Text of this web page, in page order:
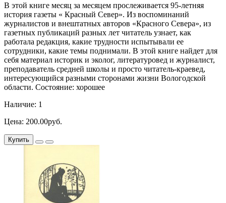
В этой книге месяц за месяцем прослеживается 95-летняя
история газеты « Красный Север». Из воспоминаний
журналистов и внештатных авторов «Красного Севера», из
газетных публикаций разных лет читатель узнает, как
работала редакция, какие трудности испытывали ее
сотрудники, какие темы поднимали. В этой книге найдет для
себя материал историк и эколог, литературовед и журналист,
преподаватель средней школы и просто читатель-краевед,
интересующийся разными сторонами жизни Вологодской
области. Состояние: хорошее
Наличие: 1
Цена: 200.00руб.
Купить